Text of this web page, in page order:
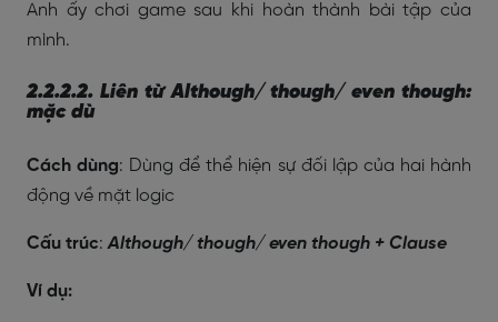
Anh ấy chơi game sau khi hoàn thành bài tập của
mình.
2.2.2.2. Liên từ Although/ though/ even though:
mặc dù
Cách dùng: Dùng để thể hiện sự đối lập của hai hành
động về mặt logic
Cấu trúc:Although/ though/ even though + Clause
Ví dụ: